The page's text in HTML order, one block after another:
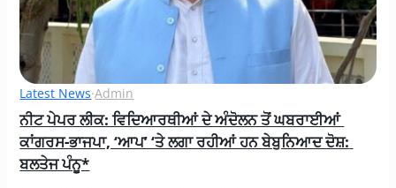
Latest News·Admin
ਨੀਟ ਪੇਪਰ ਲੀਕ: ਵਿਦਿਆਰਥੀਆਂ ਦੇ ਅੰਦੋਲਨ ਤੋਂ ਘਬਰਾਈਆਂ
ਕਾਂਗਰਸ-ਭਾਜਪਾ, ‘ਆਪ’ ‘ਤੇ ਲਗਾ ਰਹੀਆਂ ਹਨ ਬੇਬੁਨਿਆਦ ਦੋਸ਼:
ਬਲਤੇਜ ਪੰਨੂ*